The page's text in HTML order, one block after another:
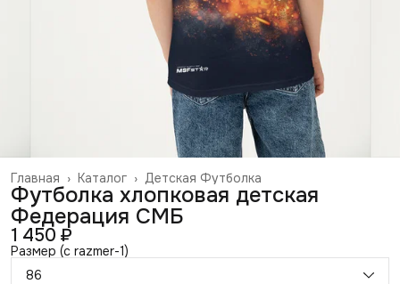
Детская Футболка
Каталог ›
Главная ›
Футболка хлопковая детская
Федерация СМБ
1 450 ₽
Размер (c razmer-1)
86